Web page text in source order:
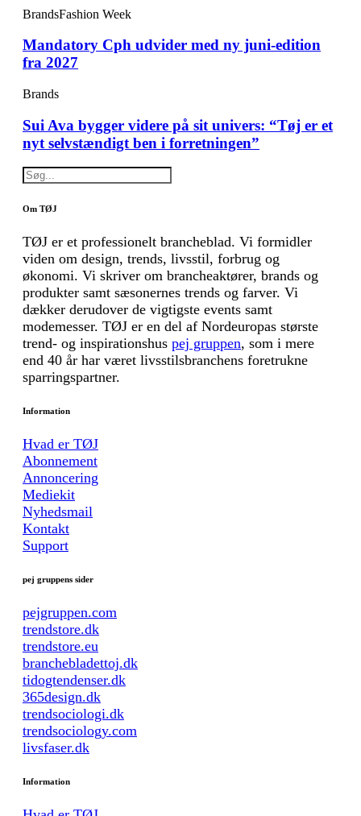
BrandsFashion Week
Mandatory Cph udvider med ny juni-edition
fra 2027
Brands
Sui Ava bygger videre på sit univers: “Tøj er et
nyt selvstændigt ben i forretningen”
Om TØJ
TØJ er et professionelt brancheblad. Vi formidler
viden om design, trends, livsstil, forbrug og
økonomi. Vi skriver om brancheaktører, brands og
produkter samt sæsonernes trends og farver. Vi
dækker derudover de vigtigste events samt
modemesser. TØJ er en del af Nordeuropas største
trend- og inspirationshus pej gruppen, som i mere
end 40 år har været livsstilsbranchens foretrukne
sparringspartner.
Information
Hvad er TØJ
Abonnement
Annoncering
Mediekit
Nyhedsmail
Kontakt
Support
pej gruppens sider
pejgruppen.com
trendstore.dk
trendstore.eu
branchebladettoj.dk
tidogtendenser.dk
365design.dk
trendsociologi.dk
trendsociology.com
livsfaser.dk
Information